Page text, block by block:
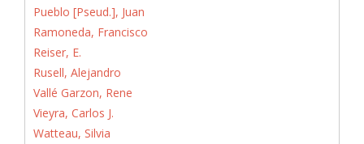
Pueblo [Pseud.], Juan
Ramoneda, Francisco
Reiser, E.
Rusell, Alejandro
Vallé Garzon, Rene
Vieyra, Carlos J.
Watteau, Silvia